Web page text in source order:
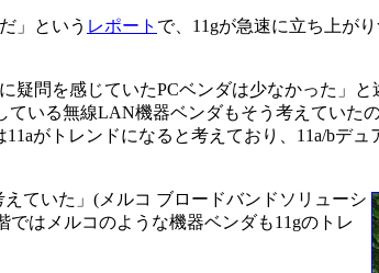
」という レポート で、11gが急速に立ち上が
問を感じていたPCベンダは少なかった」
いる無線LAN機器ベンダもそう考えていた
がトレンドになると考えており、11a/bデュ
ていた」(メルコ ブロードバンドソリューシ
はメルコのような機器ベンダも11gのトレ